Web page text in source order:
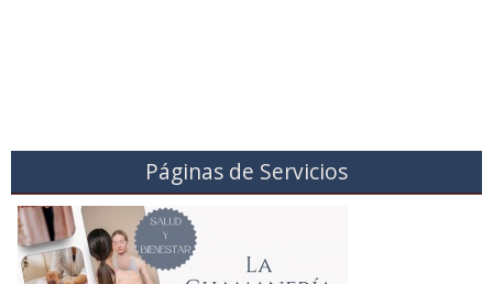
Páginas de Servicios